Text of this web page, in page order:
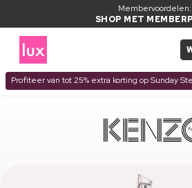
Membervoordelen:
SHOP MET
Profiteer van tot 25% extra korting op Sunday